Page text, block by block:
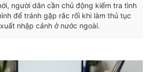
người dân cần chủ động kiểm tra tình
để tránh gặp rắc rối khi làm thủ tục
nhập cảnh ở nước ngoài.